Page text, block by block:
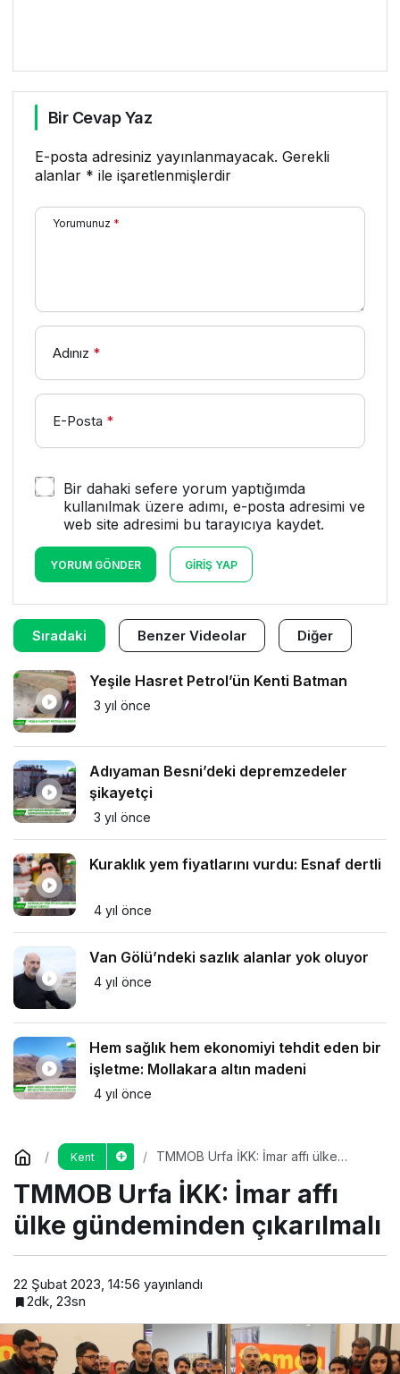
Bir Cevap Yaz
E-posta adresiniz yayınlanmayacak. Gerekli
alanlar * ile işaretlenmişlerdir
Yorumunuz *
Adınız *
E-Posta *
Bir dahaki sefere yorum yaptığımda
kullanılmak üzere adımı, e-posta adresimi ve
web site adresimi bu tarayıcıya kaydet.
YORUM GÖNDER GIRIŞ YAP
Sıradaki Benzer Videolar Diğer
Yeşile Hasret Petrol’ün Kenti Batman
3 yıl önce
Adıyaman Besni’deki depremzedeler
şikayetçi
3 yıl önce
Kuraklık yem fiyatlarını vurdu: Esnaf dertli
4 yıl önce
Van Gölü’ndeki sazlık alanlar yok oluyor
4 yıl önce
Hem sağlık hem ekonomiyi tehdit eden bir
işletme: Mollakara altın madeni
4 yıl önce
Kent
TMMOB Urfa İKK: İmar affı ülke
TMMOB Urfa İKK: İmar affı
ülke gündeminden çıkarılmalı
22 Şubat 2023, 14:56 yayınlandı
2dk, 23sn